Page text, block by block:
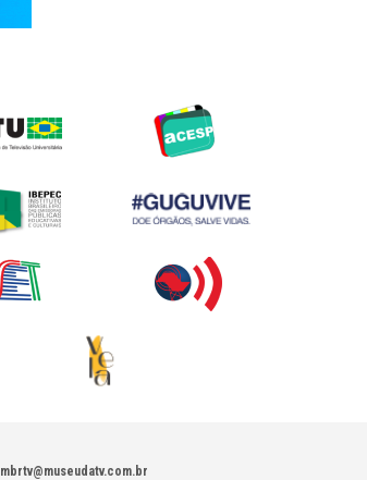
mbrtv@museudatv.com.br